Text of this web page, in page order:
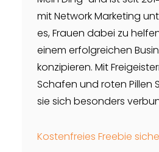
mit Network Marketing
es, Frauen dabei zu
einem erfolgreichen
konzipieren. Mit
Schafen und roten Pillen
sie sich besonders
Kostenfreies Freebie